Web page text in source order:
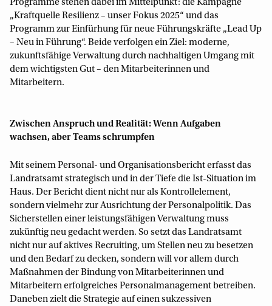
Programme stehen dabei im Mittelpunkt: die Kampagne
„Kraftquelle Resilienz – unser Fokus 2025“ und das
Programm zur Einfürhung für neue Führungskräfte „Lead Up
– Neu in Führung“. Beide verfolgen ein Ziel: moderne,
zukunftsfähige Verwaltung durch nachhaltigen Umgang mit
dem wichtigsten Gut – den Mitarbeiterinnen und
Mitarbeitern.
Zwischen Anspruch und Realität: Wenn Aufgaben
wachsen, aber Teams schrumpfen
Mit seinem Personal- und Organisationsbericht erfasst das
Landratsamt strategisch und in der Tiefe die Ist-Situation im
Haus. Der Bericht dient nicht nur als Kontrollelement,
sondern vielmehr zur Ausrichtung der Personalpolitik. Das
Sicherstellen einer leistungsfähigen Verwaltung muss
zukünftig neu gedacht werden. So setzt das Landratsamt
nicht nur auf aktives Recruiting, um Stellen neu zu besetzen
und den Bedarf zu decken, sondern will vor allem durch
Maßnahmen der Bindung von Mitarbeiterinnen und
Mitarbeitern erfolgreiches Personalmanagement betreiben.
Daneben zielt die Strategie auf einen sukzessiven